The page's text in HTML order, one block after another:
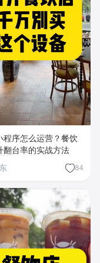
程序怎么运营？餐饮
翻台率的实战方法
84